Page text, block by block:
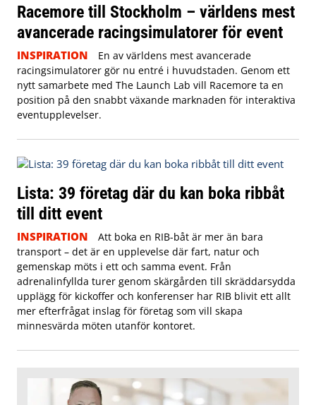
Racemore till Stockholm – världens mest
avancerade racingsimulatorer för event
INSPIRATION
En av världens mest avancerade
racingsimulatorer gör nu entré i huvudstaden. Genom ett
nytt samarbete med The Launch Lab vill Racemore ta en
position på den snabbt växande marknaden för interaktiva
eventupplevelser.
Lista: 39 företag där du kan boka ribbåt
till ditt event
INSPIRATION
Att boka en RIB-båt är mer än bara
transport – det är en upplevelse där fart, natur och
gemenskap möts i ett och samma event. Från
adrenalinfyllda turer genom skärgården till skräddarsydda
upplägg för kickoffer och konferenser har RIB blivit ett allt
mer efterfrågat inslag för företag som vill skapa
minnesvärda möten utanför kontoret.